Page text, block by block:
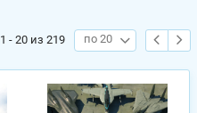
1 - 20 из 219 по 20